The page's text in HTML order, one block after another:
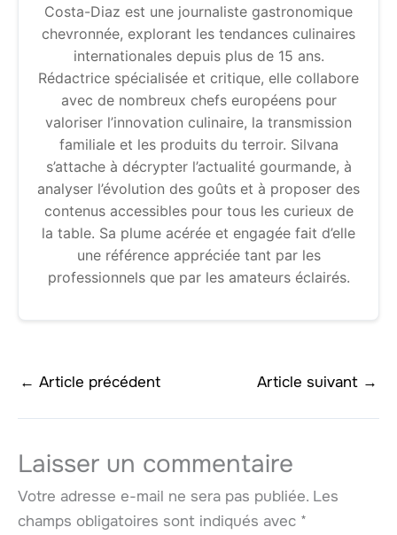
Costa-Diaz est une journaliste gastronomique
chevronnée, explorant les tendances culinaires
internationales depuis plus de 15 ans.
Rédactrice spécialisée et critique, elle collabore
avec de nombreux chefs européens pour
valoriser l’innovation culinaire, la transmission
familiale et les produits du terroir. Silvana
s’attache à décrypter l’actualité gourmande, à
analyser l’évolution des goûts et à proposer des
contenus accessibles pour tous les curieux de
la table. Sa plume acérée et engagée fait d’elle
une référence appréciée tant par les
professionnels que par les amateurs éclairés.
← Article précédent Article suivant →
Laisser un commentaire
Votre adresse e-mail ne sera pas publiée. Les
champs obligatoires sont indiqués avec *